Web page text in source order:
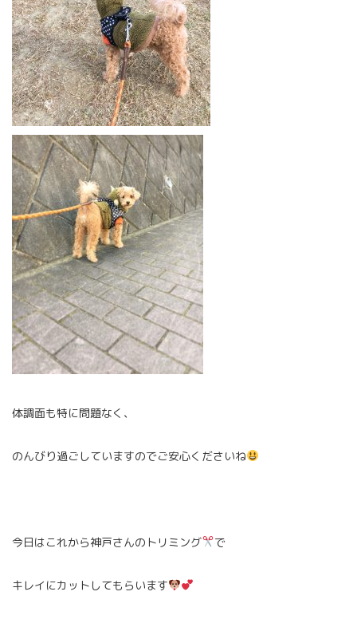
体調面も特に問題なく、
のんびり過ごしていますのでご安心くださいね
今日はこれから神戸さんのトリミング で
キレイにカットしてもらいます